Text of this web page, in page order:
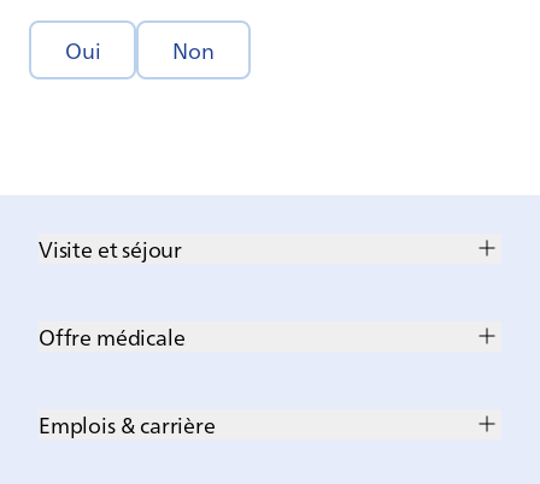
Oui Non
Visite et séjour
Offre médicale
Emplois & carrière